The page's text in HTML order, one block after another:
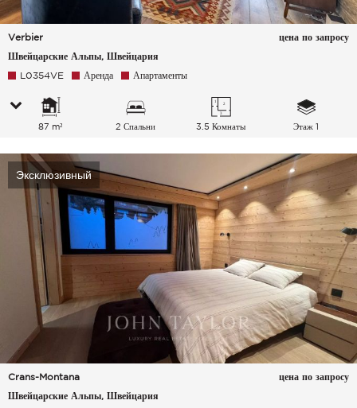
Verbier
Швейцарские Альпы, Швейцария
цена по запросу
L0354VE Аренда Апартаменты
87 m² 2 Спальни 3.5 Комнаты Этаж 1
Эксклюзивный
Crans-Montana
Швейцарские Альпы, Швейцария
цена по запросу